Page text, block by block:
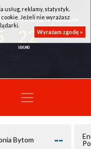
QEMETICA NOTEĆ INOWROCŁAW
22
Bytom --
usług, reklamy, statystyk.
Jeżeli nie wyrażasz
Wyrażam zgodę »